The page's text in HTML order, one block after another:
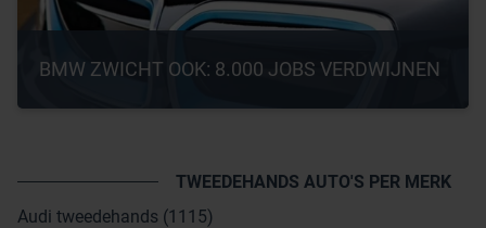
BMW ZWICHT OOK: 8.000 JOBS VERDWIJNEN
TWEEDEHANDS AUTO'S PER MERK
Audi tweedehands (1115)